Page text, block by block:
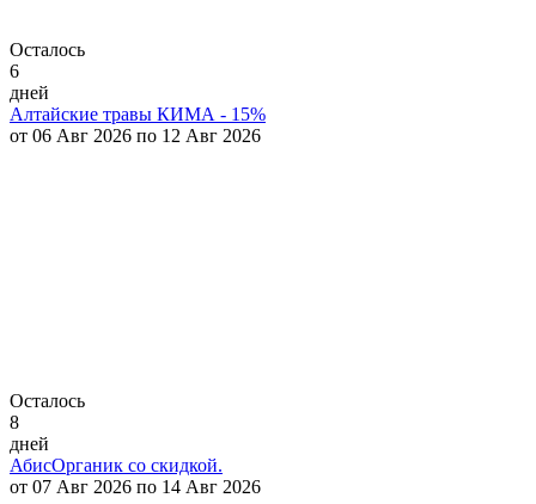
Осталось
6
дней
Алтайские травы КИМА - 15%
от 06 Авг 2026 по 12 Авг 2026
Осталось
8
дней
АбисОрганик со скидкой.
от 07 Авг 2026 по 14 Авг 2026